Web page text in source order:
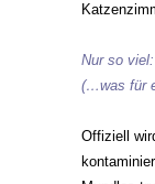
Nur so
(…was für
Offiziell